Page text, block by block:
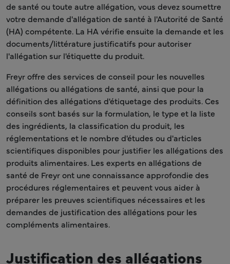
de santé ou toute autre allégation, vous devez soumettre
votre demande d'allégation de santé à l'Autorité de Santé
(HA) compétente. La HA vérifie ensuite la demande et les
documents/littérature justificatifs pour autoriser
l'allégation sur l'étiquette du produit.
Freyr offre des services de conseil pour les nouvelles
allégations ou allégations de santé, ainsi que pour la
définition des allégations d'étiquetage des produits. Ces
conseils sont basés sur la formulation, le type et la liste
des ingrédients, la classification du produit, les
réglementations et le nombre d'études ou d'articles
scientifiques disponibles pour justifier les allégations des
produits alimentaires. Les experts en allégations de
santé de Freyr ont une connaissance approfondie des
procédures réglementaires et peuvent vous aider à
préparer les preuves scientifiques nécessaires et les
demandes de justification des allégations pour les
compléments alimentaires.
Justification des allégations